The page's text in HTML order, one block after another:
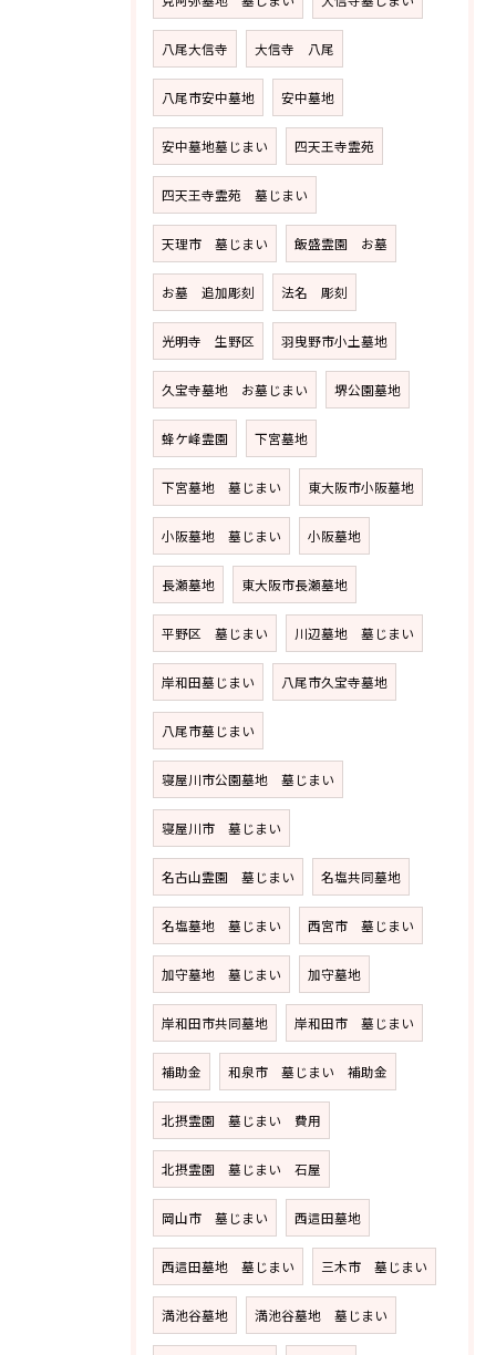
八尾大信寺 大信寺 八尾
八尾市安中墓地 安中墓地
安中墓地墓じまい 四天王寺霊苑
四天王寺霊苑 墓じまい
天理市 墓じまい 飯盛霊園 お墓
お墓 追加彫刻 法名 彫刻
光明寺 生野区 羽曳野市小土墓地
久宝寺墓地 お墓じまい 堺公園墓地
蜂ケ峰霊園 下宮墓地
下宮墓地 墓じまい 東大阪市小阪墓地
小阪墓地 墓じまい 小阪墓地
長瀬墓地 東大阪市長瀬墓地
平野区 墓じまい 川辺墓地 墓じまい
岸和田墓じまい 八尾市久宝寺墓地
八尾市墓じまい
寝屋川市公園墓地 墓じまい
寝屋川市 墓じまい
名古山霊園 墓じまい 名塩共同墓地
名塩墓地 墓じまい 西宮市 墓じまい
加守墓地 墓じまい 加守墓地
岸和田市共同墓地 岸和田市 墓じまい
補助金 和泉市 墓じまい 補助金
北摂霊園 墓じまい 費用
北摂霊園 墓じまい 石屋
岡山市 墓じまい 西這田墓地
西這田墓地 墓じまい 三木市 墓じまい
満池谷墓地 満池谷墓地 墓じまい